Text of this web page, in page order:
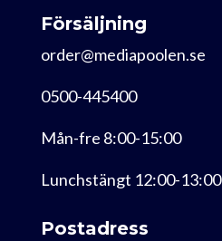
Försäljning
order@mediapoolen.se
0500-445400
Mån-fre 8:00-15:00
Lunchstängt 12:00-13:00
Postadress